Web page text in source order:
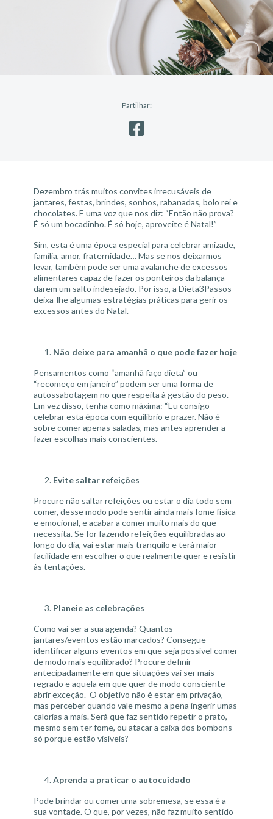
Partilhar:
Dezembro trás muitos convites irrecusáveis de
jantares, festas, brindes, sonhos, rabanadas, bolo rei e
chocolates. E uma voz que nos diz: “Então não prova?
É só um bocadinho. É só hoje, aproveite é Natal!”
Sim, esta é uma época especial para celebrar amizade,
família, amor, fraternidade… Mas se nos deixarmos
levar, também pode ser uma avalanche de excessos
alimentares capaz de fazer os ponteiros da balança
darem um salto indesejado. Por isso, a Dieta3Passos
deixa-lhe algumas estratégias práticas para gerir os
excessos antes do Natal.
Não deixe para amanhã o que pode fazer hoje
Pensamentos como “amanhã faço dieta” ou
“recomeço em janeiro” podem ser uma forma de
autossabotagem no que respeita à gestão do peso.
Em vez disso, tenha como máxima: “Eu consigo
celebrar esta época com equilíbrio e prazer. Não é
sobre comer apenas saladas, mas antes aprender a
fazer escolhas mais conscientes.
Evite saltar refeições
Procure não saltar refeições ou estar o dia todo sem
comer, desse modo pode sentir ainda mais fome física
e emocional, e acabar a comer muito mais do que
necessita. Se for fazendo refeições equilibradas ao
longo do dia, vai estar mais tranquilo e terá maior
facilidade em escolher o que realmente quer e resistir
às tentações.
Planeie as celebrações
Como vai ser a sua agenda? Quantos
jantares/eventos estão marcados? Consegue
identificar alguns eventos em que seja possível comer
de modo mais equilibrado? Procure definir
antecipadamente em que situações vai ser mais
regrado e aquela em que quer de modo consciente
abrir exceção. O objetivo não é estar em privação,
mas perceber quando vale mesmo a pena ingerir umas
calorias a mais. Será que faz sentido repetir o prato,
mesmo sem ter fome, ou atacar a caixa dos bombons
só porque estão visíveis?
Aprenda a praticar o autocuidado
Pode brindar ou comer uma sobremesa, se essa é a
sua vontade. O que, por vezes, não faz muito sentido